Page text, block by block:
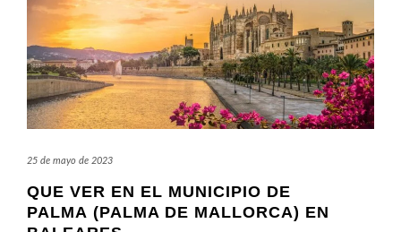
25 de mayo de 2023
QUE VER EN EL MUNICIPIO DE
PALMA (PALMA DE MALLORCA) EN